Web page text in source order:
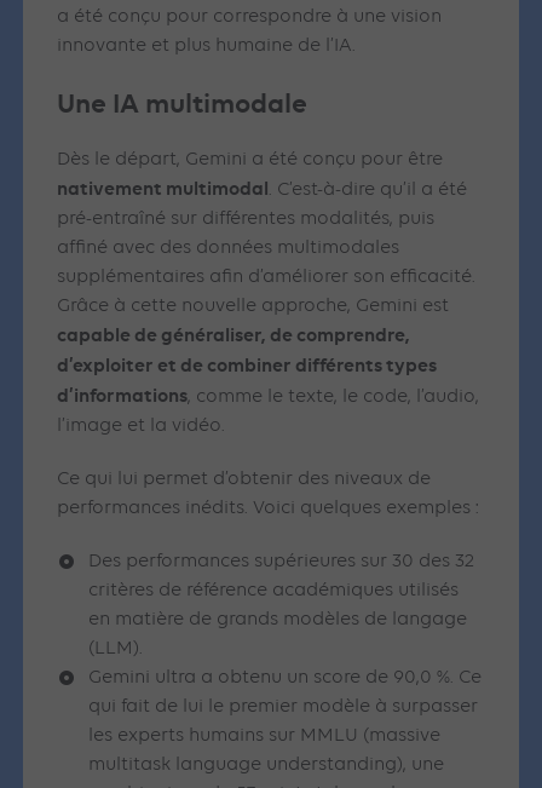
a été conçu pour correspondre à une vision
innovante et plus humaine de l’IA.
Une IA multimodale
Dès le départ, Gemini a été conçu pour être
nativement multimodal. C’est-à-dire qu’il a été
pré-entraîné sur différentes modalités, puis
affiné avec des données multimodales
supplémentaires afin d’améliorer son efficacité.
Grâce à cette nouvelle approche, Gemini est
capable de généraliser, de comprendre,
d’exploiter et de combiner différents types
d’informations, comme le texte, le code, l’audio,
l’image et la vidéo.
Ce qui lui permet d’obtenir des niveaux de
performances inédits. Voici quelques exemples :
Des performances supérieures sur 30 des 32
critères de référence académiques utilisés
en matière de grands modèles de langage
(LLM).
Gemini ultra a obtenu un score de 90,0 %. Ce
qui fait de lui le premier modèle à surpasser
les experts humains sur MMLU (massive
multitask language understanding), une